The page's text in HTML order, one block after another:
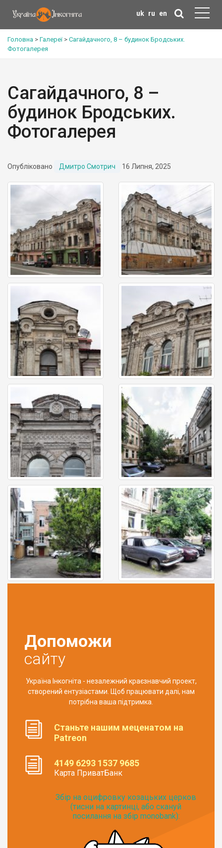
uk ru en
Головна > Галереї> Сагайдачного, 8 – будинок Бродських.
Фотогалерея
Сагайдачного, 8 –
будинок Бродських.
Фотогалерея
Опубліковано Дмитро Смотрич 16 Липня, 2025
Допоможи
сайту
Україна Інкогніта - незалежний краєзнавчий проект,
створений ентузіастами. Щоб працювати далі, нам
потрібна ваша підтримка.
Станьте нашим меценатом на
Patreon
4149 6293 1537 9685
Карта ПриватБанк
Збір на оцифровку козацьких церков
(тисни на картинці, або скануй
посилання на збір monobank):